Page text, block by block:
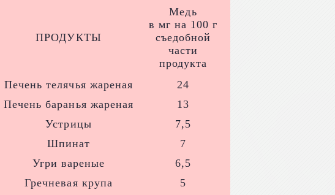
ПРОДУКТЫ
Медь
в мг на 100 г
съедобной
части
продукта
Печень телячья жареная
24
Печень баранья жареная
13
Устрицы
7,5
Шпинат
7
Угри вареные
6,5
Гречневая крупа
5